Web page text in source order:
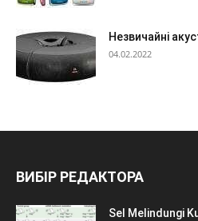
Незвичайні
04.02.2022
ВИБІР РЕДАКТОРА
Sel Melindungi